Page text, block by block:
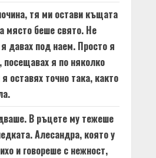
тя ми остави къщата
място беше свято. Не
давах под наем. Просто я
я по няколко
оставях точно така, както
В ръцете му тежеше
Алесандра, която у
и говореше с нежност,